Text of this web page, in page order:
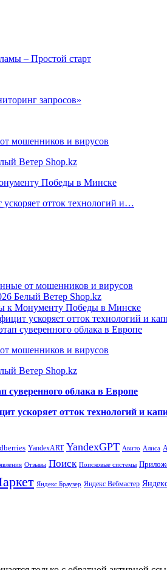
– Простой старт
запросов»
мошенников и вирусов
Ветер Shop.kz
Победы в Минске
отток технологий и…
от мошенников и вирусов
Белый Ветер Shop.kz
к Монументу Победы в Минске
ускоряет отток технологий и
суверенного облака в Европе
мошенников и вирусов
Ветер Shop.kz
суверенного облака в Европе
ускоряет отток технологий и
YandexART YandexGPT Авито Алиса
Отзывы Поиск Поисковые системы
Яндекс Браузер Яндекс Вебмастер